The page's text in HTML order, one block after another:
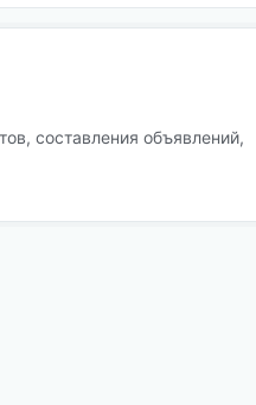
составления объявлений,